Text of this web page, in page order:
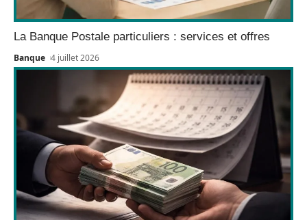
La Banque Postale particuliers : services et offres
Banque 4 juillet 2026